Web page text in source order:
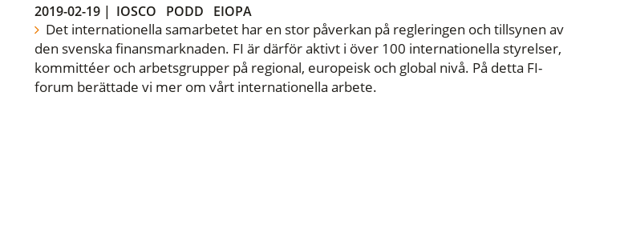
2019-02-19| IOSCO PODD EIOPA
Det internationella samarbetet har en stor påverkan på regleringen och tillsynen av
den svenska finansmarknaden. FI är därför aktivt i över 100 internationella styrelser,
kommittéer och arbetsgrupper på regional, europeisk och global nivå. På detta FI-
forum berättade vi mer om vårt internationella arbete.